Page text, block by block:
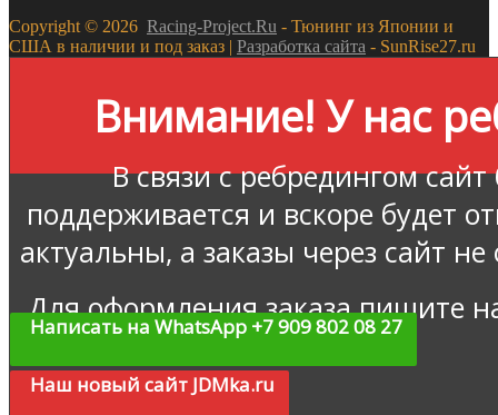
Copyright © 2026 Racing-Project.Ru - Тюнинг из Японии и
США в наличии и под заказ | Разработка сайта - SunRise27.ru
Внимание! У нас
В связи с ребредингом
поддерживается и вскоре будет
актуальны, а заказы через сайт
Для оформления заказа пишите
Написать на WhatsApp +7 909 802 08 27
Наш новый сайт JDMka.ru